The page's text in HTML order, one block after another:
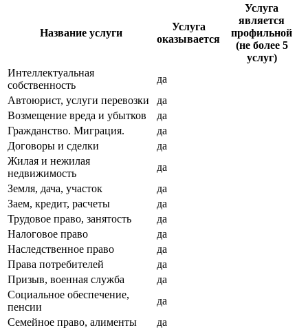
Название услуги
Услуга
оказывается
Услуга
является
профильной
(не более 5
услуг)
Интеллектуальная
собственность
да
Автоюрист, услуги перевозки
да
Возмещение вреда и убытков
да
Гражданство. Миграция.
да
Договоры и сделки
да
Жилая и нежилая
недвижимость
да
Земля, дача, участок
да
Заем, кредит, расчеты
да
Трудовое право, занятость
да
Налоговое право
да
Наследственное право
да
Права потребителей
да
Призыв, военная служба
да
Социальное обеспечение,
пенсии
да
Семейное право, алименты
да